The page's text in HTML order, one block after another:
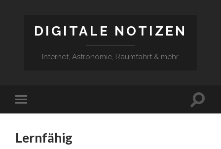
DIGITALE NOTIZEN
Internet, Astronomie, Raumfahrt & mehr
Lernfähig